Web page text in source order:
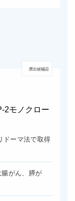
導出候補品
2モノクロー
ドーマ法で取得
がん、膵が